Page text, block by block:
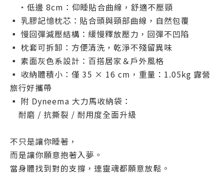
・低邊 8cm：仰睡貼合曲線，舒適不壓頸
▪ 乳膠記憶枕芯：貼合頭與頸部曲線，自然包覆
▪ 慢回彈減壓結構：緩慢釋放壓力，回彈不凹陷
▪ 枕套可拆卸：方便清洗，乾淨不殘留異味
▪ 素面灰色系設計：百搭居家＆戶外風格
▪ 收納體積小：僅 35 × 16 cm，重量：1.05kg 露營
旅行好攜帶
▪ 附 Dyneema 大力馬收納袋：
耐磨 / 抗撕裂 / 耐用度全面升級
不只是讓你睡著，
而是讓你願意抱著入夢。
當身體找到對的支撐，連靈魂都願意放鬆。